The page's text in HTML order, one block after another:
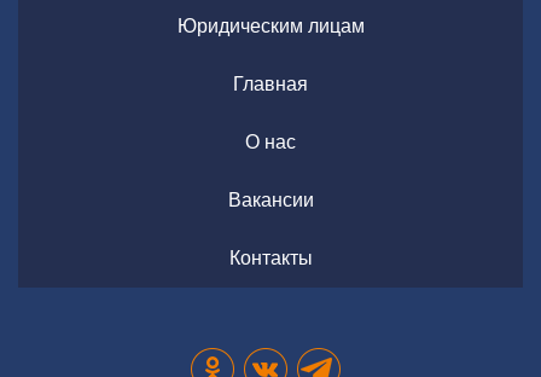
Юридическим лицам
Главная
О нас
Вакансии
Контакты